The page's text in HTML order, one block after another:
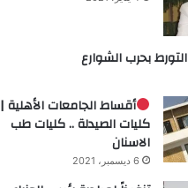
بحرب الشوارع
أقساط الجامعات الأهلية |
كليات الصيدلة .. كليات طب
الاسنان
6 ديسمبر، 2021